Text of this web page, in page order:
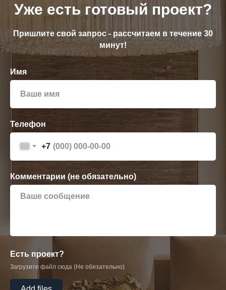
Уже есть готовый проект?
Пришлите свой запрос - рассчитаем в течение 30
минут!
Имя
Телефон
+7
Комментарии (не обязательно)
Есть проект?
Загрузите файл сюда (Не обязательно)